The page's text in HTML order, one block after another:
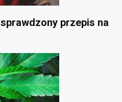
przepis na